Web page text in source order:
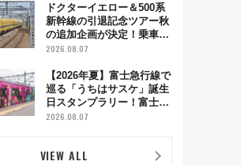
「島原鉄道」
ドクターイエロー＆500系
新幹線の引退記念ツアー秋
の追加企画が決定！乗車体
験やグッズ・ホテル情報ま
2026.08.07
【2026年夏】富士急行線で
巡る「うちはサスケ」誕生
日スタンプラリー！富士急
ハイランド限定グルメ＆グ
2026.08.07
VIEW ALL